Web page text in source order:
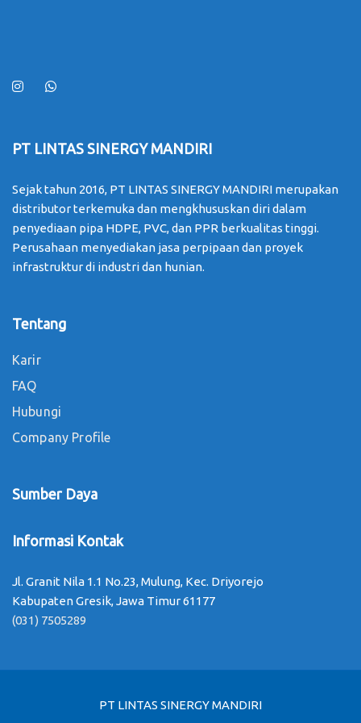
PT LINTAS SINERGY MANDIRI
Sejak tahun 2016, PT LINTAS SINERGY MANDIRI merupakan
distributor terkemuka dan mengkhususkan diri dalam
penyediaan pipa HDPE, PVC, dan PPR berkualitas tinggi.
Perusahaan menyediakan jasa perpipaan dan proyek
infrastruktur di industri dan hunian.
Tentang
Karir
FAQ
Hubungi
Company Profile
Sumber Daya
Informasi Kontak
Jl. Granit Nila 1.1 No.23, Mulung, Kec. Driyorejo
Kabupaten Gresik, Jawa Timur 61177
(031) 7505289
PT LINTAS SINERGY MANDIRI